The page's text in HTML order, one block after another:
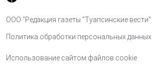
ООО "Редакция газеты "Туапсинские вести"
Политика обработки персональных данных
Использование сайтом файлов cookie